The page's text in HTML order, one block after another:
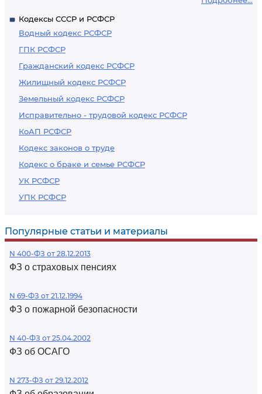
Кодексы СССР и РСФСР
Водный кодекс РСФСР
ГПК РСФСР
Гражданский кодекс РСФСР
Жилищный кодекс РСФСР
Земельный кодекс РСФСР
Исправительно - трудовой кодекс РСФСР
КоАП РСФСР
Кодекс законов о труде
Кодекс о браке и семье РСФСР
УК РСФСР
УПК РСФСР
Популярные статьи и материалы
N 400-ФЗ от 28.12.2013
ФЗ о страховых пенсиях
N 69-ФЗ от 21.12.1994
ФЗ о пожарной безопасности
N 40-ФЗ от 25.04.2002
ФЗ об ОСАГО
N 273-ФЗ от 29.12.2012